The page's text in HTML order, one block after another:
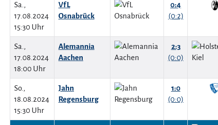
Sa.,
17.08.2024
15:30 Uhr
VfL
Osnabrück
0:4
(0:2)
Sa.,
17.08.2024
18:00 Uhr
Alemannia
Aachen
2:3
(0:0)
So.,
18.08.2024
15:30 Uhr
Jahn
Regensburg
1:0
(0:0)